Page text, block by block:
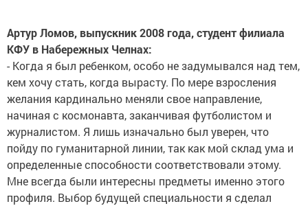
Артур Ломов, выпускник 2008 года, студент филиала
КФУ в Набережных Челнах:
- Когда я был ребенком, особо не задумывался над тем,
кем хочу стать, когда вырасту. По мере взросления
желания кардинально меняли свое направление,
начиная с космонавта, заканчивая футболистом и
журналистом. Я лишь изначально был уверен, что
пойду по гуманитарной линии, так как мой склад ума и
определенные способности соответствовали этому.
Мне всегда были интересны предметы именно этого
профиля. Выбор будущей специальности я сделал